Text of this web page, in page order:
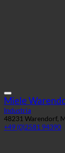
Miele
Industria
48231 Warendorf,
+49 (0)2581 94390